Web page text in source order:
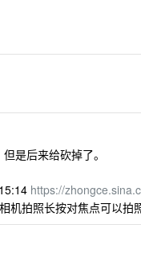
是后来给砍掉了。
https://
机拍照长按对焦点可以拍